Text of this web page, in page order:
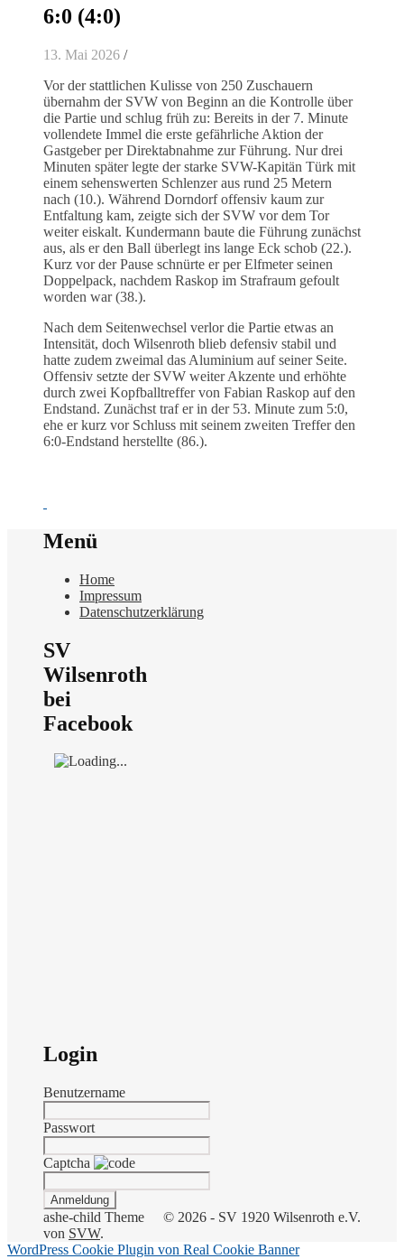
6:0 (4:0)
13. Mai 2026 /
Vor der stattlichen Kulisse von 250 Zuschauern
übernahm der SVW von Beginn an die Kontrolle über
die Partie und schlug früh zu: Bereits in der 7. Minute
vollendete Immel die erste gefährliche Aktion der
Gastgeber per Direktabnahme zur Führung. Nur drei
Minuten später legte der starke SVW-Kapitän Türk mit
einem sehenswerten Schlenzer aus rund 25 Metern
nach (10.). Während Dorndorf offensiv kaum zur
Entfaltung kam, zeigte sich der SVW vor dem Tor
weiter eiskalt. Kundermann baute die Führung zunächst
aus, als er den Ball überlegt ins lange Eck schob (22.).
Kurz vor der Pause schnürte er per Elfmeter seinen
Doppelpack, nachdem Raskop im Strafraum gefoult
worden war (38.).
Nach dem Seitenwechsel verlor die Partie etwas an
Intensität, doch Wilsenroth blieb defensiv stabil und
hatte zudem zweimal das Aluminium auf seiner Seite.
Offensiv setzte der SVW weiter Akzente und erhöhte
durch zwei Kopfballtreffer von Fabian Raskop auf den
Endstand. Zunächst traf er in der 53. Minute zum 5:0,
ehe er kurz vor Schluss mit seinem zweiten Treffer den
6:0-Endstand herstellte (86.).
Menü
Home
Impressum
Datenschutzerklärung
SV
Wilsenroth
bei
Facebook
Login
Benutzername
Passwort
Captcha
© 2026 - SV 1920 Wilsenroth e.V.
ashe-child Theme
von SVW.
WordPress Cookie Plugin von Real Cookie Banner